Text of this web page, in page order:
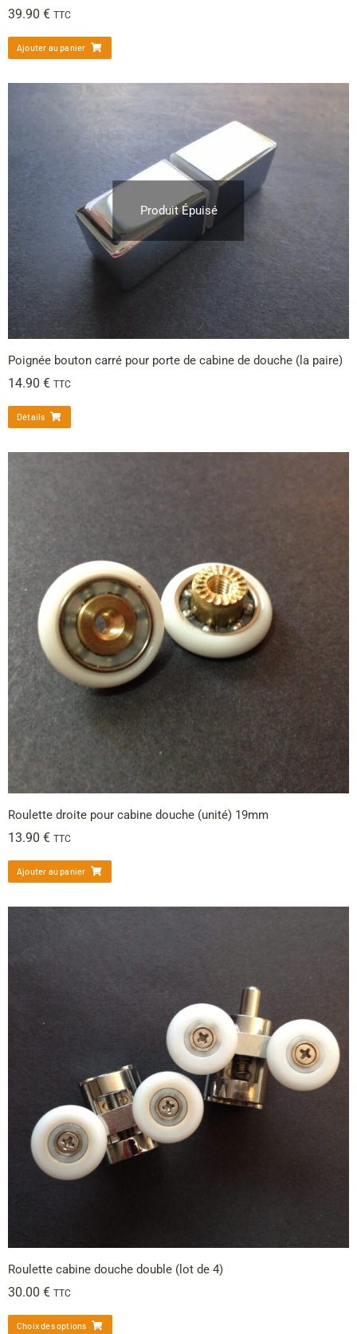
39.90 € TTC
Ajouter au panier
Produit Épuisé
Poignée bouton carré pour porte de cabine de douche (la paire)
14.90 € TTC
Détails
Roulette droite pour cabine douche (unité) 19mm
13.90 € TTC
Ajouter au panier
Roulette cabine douche double (lot de 4)
30.00 € TTC
Choix des options